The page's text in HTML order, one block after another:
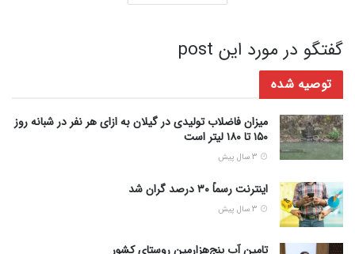
گفتگو در مورد این post
توصیه شده
میزان فاضلاب تولیدی در گیلان به ازای هر نفر در شبانه روز
۱۵۰ تا ۱۸۰ لیتر است
اینترنت رسماً ۳۰ درصد گران شد
تامین آب پنج‌هزارمین روستای کشور